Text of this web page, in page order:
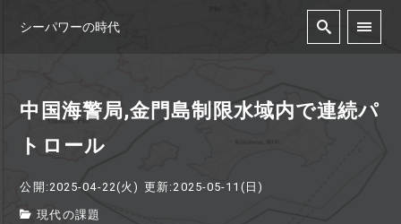
シーパワーの時代
中国海警局,金門島制限水域内で連続パ
トロール
公開:2025-04-22(火) 更新:2025-05-11(日)
現代の課題